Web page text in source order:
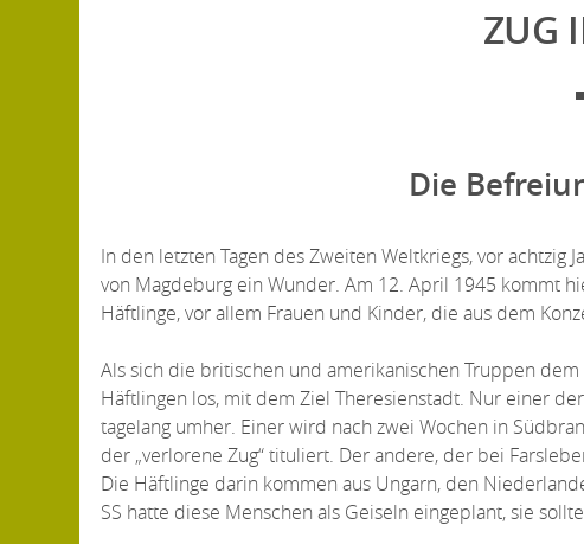
ZUG
Die
In den letzten Tagen des Zweiten Weltkriegs, vor
von Magdeburg ein Wunder. Am 12. April 1945 kommt
Häftlinge, vor allem Frauen und Kinder, die aus dem
Als sich die britischen und amerikanischen Truppen
Häftlingen los, mit dem Ziel Theresienstadt. Nur einer
tagelang umher. Einer wird nach zwei Wochen in
der „verlorene Zug“ tituliert. Der andere, der bei
Die Häftlinge darin kommen aus Ungarn, den
SS hatte diese Menschen als Geiseln eingeplant, sie